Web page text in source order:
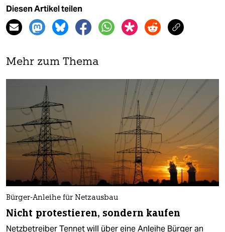
Diesen Artikel teilen
Mehr zum Thema
Bürger-Anleihe für Netzausbau
Nicht protestieren, sondern kaufen
Netzbetreiber Tennet will über eine Anleihe Bürger an